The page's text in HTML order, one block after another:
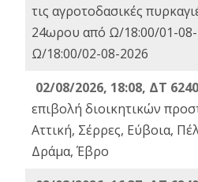
τις αγροτοδασικές
24ωρου από Ω/18:00/01-
Ω/18:00/02-08-2026
02/08/2026, 18:08, ΔΤ
επιβολή διοικητικών
Αττική, Σέρρες, Εύβοια,
Δράμα, Έβρο